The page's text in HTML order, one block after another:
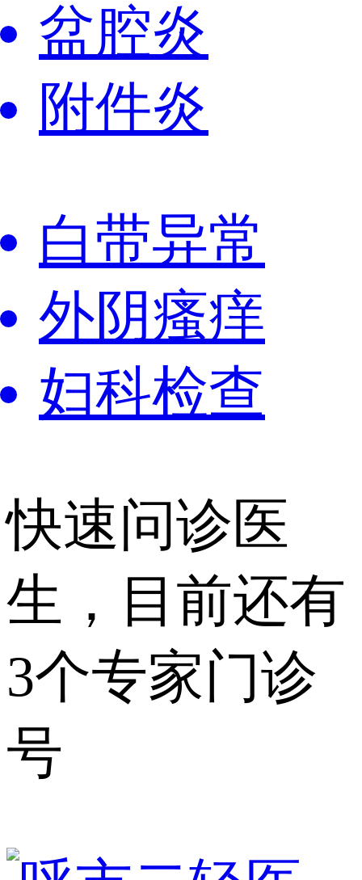
盆腔炎
附件炎
白带异常
外阴瘙痒
妇科检查
快速问诊医
生，目前还有
3个专家门诊
号